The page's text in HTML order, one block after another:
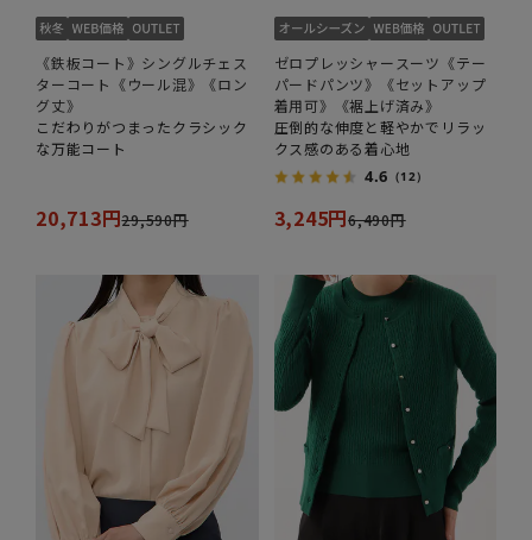
《鉄板コート》シングルチェス
ターコート《ウール混》《ロン
グ丈》
こだわりがつまったクラシック
な万能コート
20,713円29,590円
ゼロプレッシャースーツ《テー
パードパンツ》《セットアップ
着用可》《裾上げ済み》
圧倒的な伸度と軽やかでリラッ
クス感のある着心地
4.6 （12）
3,245円6,490円